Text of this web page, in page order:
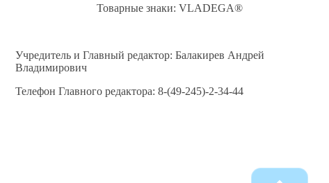
Товарные знаки: VLADEGA®
Учредитель и Главный редактор: Балакирев Андрей
Владимирович
Телефон Главного редактора: 8-(49-245)-2-34-44